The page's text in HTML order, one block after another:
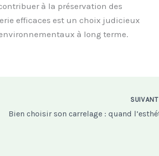
à la préservation des
efficaces est un choix judicieux
à long terme.
SUIVANT